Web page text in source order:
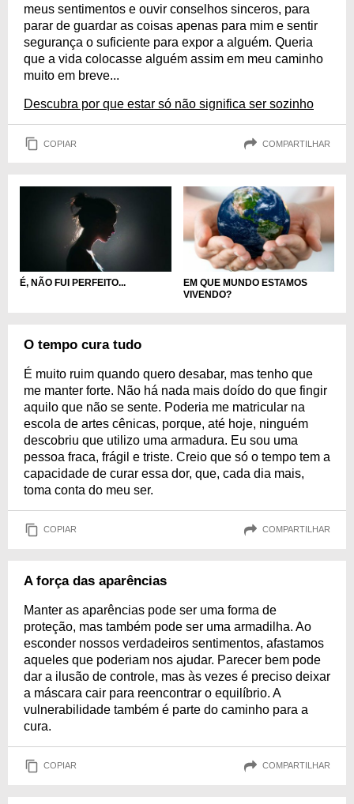
meus sentimentos e ouvir conselhos sinceros, para
parar de guardar as coisas apenas para mim e sentir
segurança o suficiente para expor a alguém. Queria
que a vida colocasse alguém assim em meu caminho
muito em breve...
Descubra por que estar só não significa ser sozinho
COPIAR COMPARTILHAR
É, NÃO FUI PERFEITO...
EM QUE MUNDO ESTAMOS
VIVENDO?
O tempo cura tudo
É muito ruim quando quero desabar, mas tenho que
me manter forte. Não há nada mais doído do que fingir
aquilo que não se sente. Poderia me matricular na
escola de artes cênicas, porque, até hoje, ninguém
descobriu que utilizo uma armadura. Eu sou uma
pessoa fraca, frágil e triste. Creio que só o tempo tem a
capacidade de curar essa dor, que, cada dia mais,
toma conta do meu ser.
COPIAR COMPARTILHAR
A força das aparências
Manter as aparências pode ser uma forma de
proteção, mas também pode ser uma armadilha. Ao
esconder nossos verdadeiros sentimentos, afastamos
aqueles que poderiam nos ajudar. Parecer bem pode
dar a ilusão de controle, mas às vezes é preciso deixar
a máscara cair para reencontrar o equilíbrio. A
vulnerabilidade também é parte do caminho para a
cura.
COPIAR COMPARTILHAR